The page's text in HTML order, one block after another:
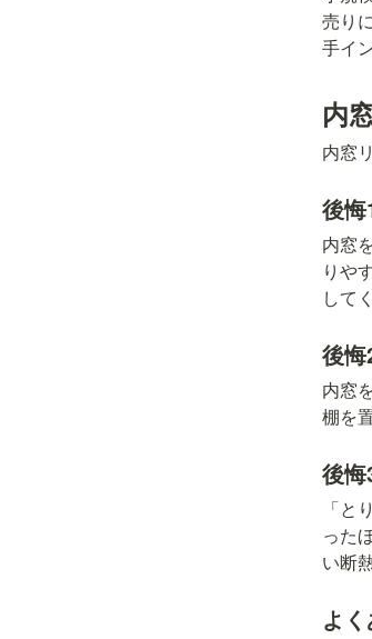
売り
手イ
内
内窓
後
内窓
りや
して
後
内窓
棚を
後
「と
った
い断
よ